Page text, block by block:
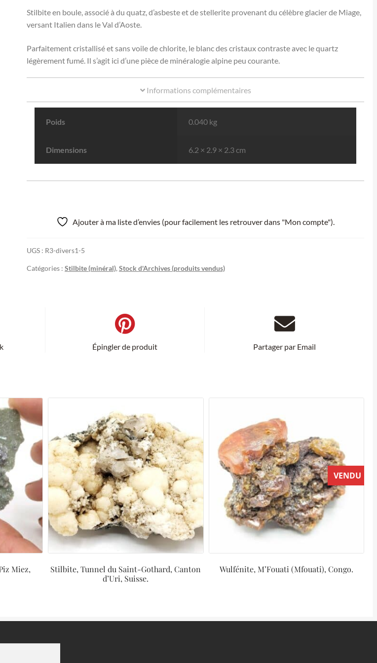
Stilbite en boule, associé à du quatz, d’asbeste et de stellerite provenant du célèbre glacier de Miage,
versant Italien dans le Val d’Aoste.
Parfaitement cristallisé et sans voile de chlorite, le blanc des cristaux contraste avec le quartz
légèrement fumé. Il s’agit ici d’une pièce de minéralogie alpine peu courante.
Informations complémentaires
Poids 0.040 kg
Dimensions 6.2 × 2.9 × 2.3 cm
Ajouter à ma liste d’envies (pour facilement les retrouver dans "Mon compte").
UGS : R3-divers1-5
Catégories : Stilbite (minéral), Stock d'Archives (produits vendus)
Épingler de produit Partager par Email
Miez,
Stilbite, Tunnel du Saint-Gothard, Canton
d’Uri, Suisse.
VENDU
Wulfénite, M’Fouati (Mfouati), Congo.